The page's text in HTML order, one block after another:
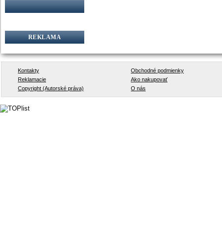
REKLAMA
Kontakty
Obchodné podmienky
Reklamacie
Ako nakupovať
Copyright (Autorské práva)
O nás